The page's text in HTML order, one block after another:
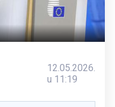
12.05.2026.
u 11:19